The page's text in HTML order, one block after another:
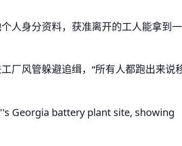
人身分资料，获准离开的工人能拿到一
厂风管躲避追缉，“所有人都跑出来说
Georgia battery plant site, showing